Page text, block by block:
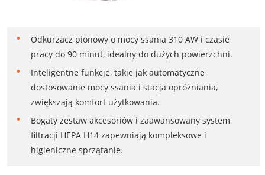
Odkurzacz pionowy o mocy ssania 310 AW i czasie
pracy do 90 minut, idealny do dużych powierzchni.
Inteligentne funkcje, takie jak automatyczne
dostosowanie mocy ssania i stacja opróżniania,
zwiększają komfort użytkowania.
Bogaty zestaw akcesoriów i zaawansowany system
filtracji HEPA H14 zapewniają kompleksowe i
higieniczne sprzątanie.